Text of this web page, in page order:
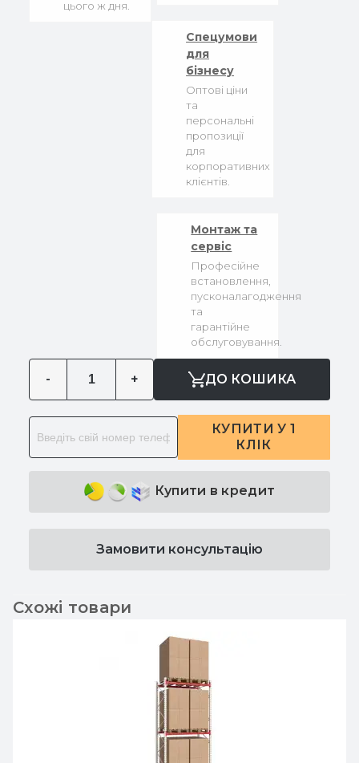
цього ж дня.
Спецумови
для
бізнесу
Оптові ціни
та
персональні
пропозиції
для
корпоративних
клієнтів.
Монтаж та
сервіс
Професійне
встановлення,
пусконалагодження
та
гарантійне
обслуговування.
- + ДО КОШИКА
КУПИТИ У 1
КЛІК
Купити в кредит
Замовити консультацію
Схожі товари